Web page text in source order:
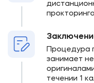
Процедура
занимает
течении 1